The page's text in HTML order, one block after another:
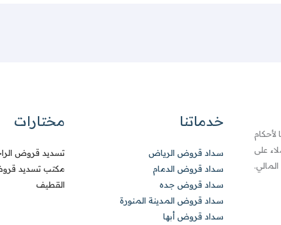
على
خدماتنا
سداد قروض الرياض
سداد قروض الدمام
سداد قروض جده
سداد قروض المدينة المنورة
سداد قروض أبها
مختارات
تسديد قروض الراجحي
مكتب تسديد
القطيف